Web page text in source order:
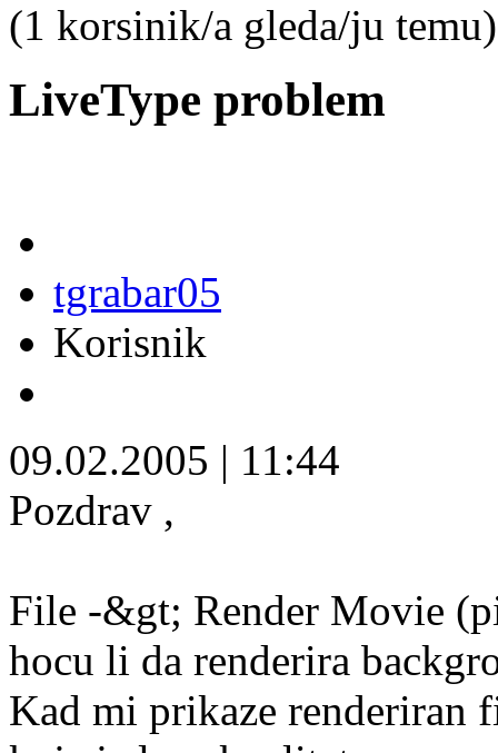
(1 korsinik/a gleda/ju
LiveType problem
tgrabar05
Korisnik
09.02.2005 | 11:44
Pozdrav ,
File -&gt; Render Movie
hocu li da renderira
Kad mi prikaze renderiran